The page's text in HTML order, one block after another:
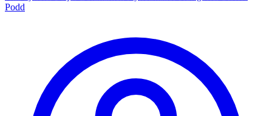
Podd